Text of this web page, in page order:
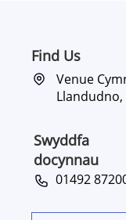
Find Us
Venue
Llandudno,
Swyddfa
docynnau
01492